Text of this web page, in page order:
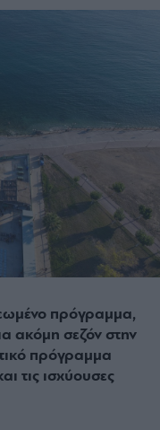
πρόγραμμα,
ακόμη σεζόν στην
πρόγραμμα
τις ισχύουσες